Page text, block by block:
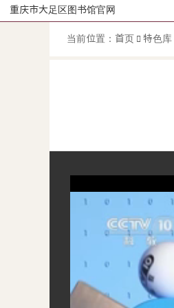
重庆市大足区图书馆官网
当前位置： 首页 特色库